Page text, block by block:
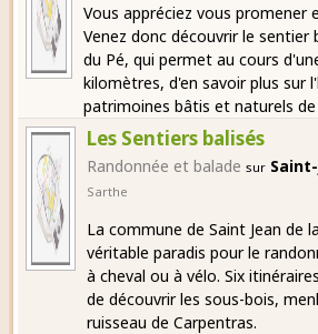
Vous appréciez vous promener
Venez donc découvrir le
du Pé, qui permet au cours
kilomètres, d'en savoir plus sur
patrimoines bâtis et naturels
Les Sentiers balisés
Randonnée et balade sur
Sarthe
La commune de Saint Jean de
véritable paradis pour le
à cheval ou à vélo. Six
de découvrir les sous-bois,
ruisseau de Carpentras.